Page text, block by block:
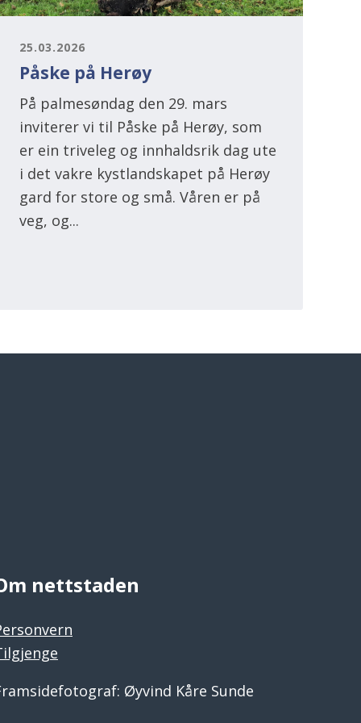
25.03.2026
Påske på Herøy
På palmesøndag den 29. mars
inviterer vi til Påske på Herøy, som
er ein triveleg og innhaldsrik dag ute
i det vakre kystlandskapet på Herøy
gard for store og små. Våren er på
veg, og...
nettstaden
Øyvind Kåre Sunde